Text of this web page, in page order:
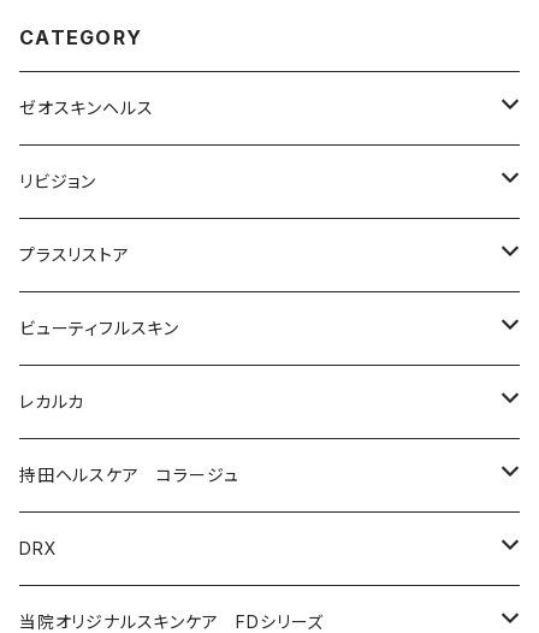
CATEGORY
ゼオスキンヘルス
洗顔料・化粧水
美容液（光老化ケア）
美容液（透明感ケア）
美容液（エイジングケア［ビタミンAシリーズ］）
美容液（日焼け止め）
美容液（スペシャルケア）
プログラムキット
リビジョン
化粧水
クリーム
美容液
アイケア
日焼け止め
ユースフルリップ
プラスリストア
洗顔
ビューティフルスキン
モイストケア
ウォッシュ
クリーム
バランスケア
ローション
クレンジング
美容液
レカルカ
洗顔
化粧水
持田ヘルスケア コラージュ
ソープ（石鹸）
泡石鹸
DRX
AZAクリア
当院オリジナルスキンケア FDシリーズ